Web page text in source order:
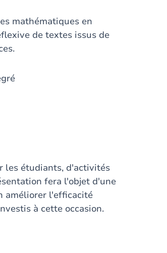
mathématiques en
de textes issus de
les étudiants, d'activités
fera l'objet d'une
améliorer l'efficacité
à cette occasion.